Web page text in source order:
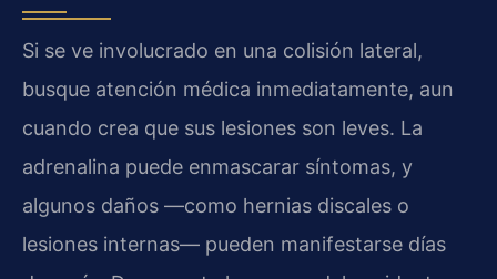
Si se ve involucrado en una colisión lateral,
busque atención médica inmediatamente, aun
cuando crea que sus lesiones son leves. La
adrenalina puede enmascarar síntomas, y
algunos daños —como hernias discales o
lesiones internas— pueden manifestarse días